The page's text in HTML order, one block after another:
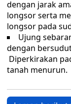
dengan jarak
longsor serta
longsor pada
Ujung
dengan
Diperkirakan
tanah menurun.